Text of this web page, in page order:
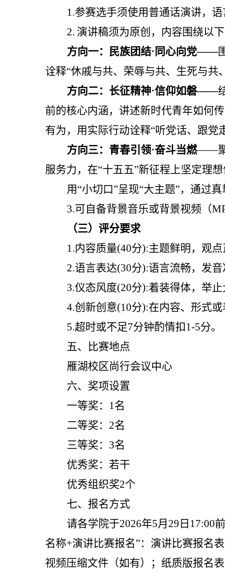
1.参赛选手须使用普通话演讲，
2. 演讲稿须为原创，内容围绕以
方向一：民族团结·同心向党——
诠释“休戚与共、荣辱与共、生死与共
方向二：长征精神·信仰如磐——
前的核心内涵，讲述新时代青年如何
有为，用实际行动诠释“听党话、跟党
方向三：青春引领·奋斗当燃——聚
服务力，在“十五五”新征程上坚定理
用 “小切口”呈现“大主题”，通过
3.可自备背景音乐或背景视频（
（三）评分要求
1.内容质量(40分):主题鲜明，观
2.语言表达(30分):语言流畅，发
3.仪态风度(20分):着装得体，举
4.创新创意(10分):在内容、形式
5.超时或不足7分钟酌情扣1-5分。
五、比赛地点
雁湖校区尚行会议中心
六、奖项设置
一等奖： 1名
二等奖： 2名
三等奖： 3名
优秀奖：若干
优秀组织奖2个
七、报名方式
请各学院于2026年5月29日17:00
名称+演讲比赛报名”： 演讲比赛报名
视频压缩文件（如有）
；纸质版报名